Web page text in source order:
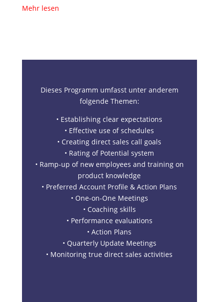
Mehr lesen
Dieses Programm umfasst unter anderem
folgende Themen:
• Establishing clear expectations
• Effective use of schedules
• Creating direct sales call goals
• Rating of Potential system
• Ramp-up of new employees and training on
product knowledge
• Preferred Account Profile & Action Plans
• One-on-One Meetings
• Coaching skills
• Performance evaluations
• Action Plans
• Quarterly Update Meetings
• Monitoring true direct sales activities